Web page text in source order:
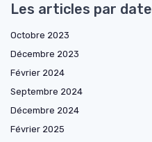
Les articles par date
Octobre 2023
Décembre 2023
Février 2024
Septembre 2024
Décembre 2024
Février 2025